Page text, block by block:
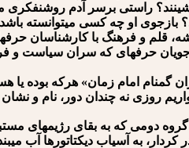
راستی برسر آدم روشنفکری
بازجوی او چه کسی می⁯توانسته
قلم و فرهنگ⁯ با کارشناسان
حرفه⁯ای که سران سیاست و
گمنام امام زمان» هرکه بوده یا
روزی نه چندان دور، نام و
که به بقای رژیمهای مستبد و
کردار، به آسیاب دیکتاتورها آب